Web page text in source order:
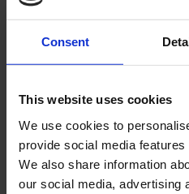
Consent
This website uses cookies
We use cookies to
provide social media
We also share information
our social media, advertising
ANDRA